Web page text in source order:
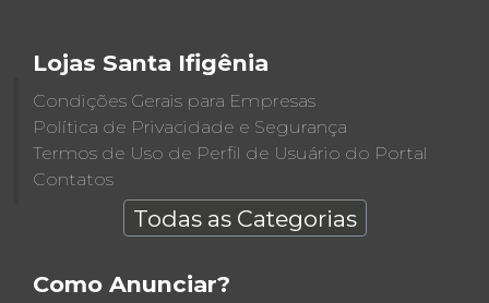
Lojas Santa Ifigênia
Condições Gerais para Empresas
Política de Privacidade e Segurança
Termos de Uso de Perfil de Usuário do Portal
Contatos
Todas as Categorias
Como Anunciar?